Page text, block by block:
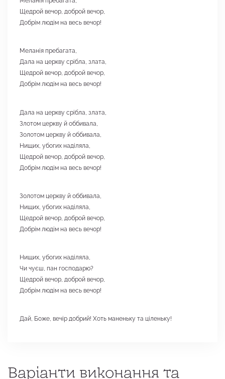
Щедрой вечор, доброй вечор,
Добрім людім на весь вечор!
Меланія пребагата,
Дала на церкву срібла, злата,
Щедрой вечор, доброй вечор,
Добрім людім на весь вечор!
Дала на церкву срібла, злата,
Злотом церкву й оббивала,
Золотом церкву й оббивала,
Нищих, убогих наділяла,
Щедрой вечор, доброй вечор,
Добрім людім на весь вечор!
Золотом церкву й оббивала,
Нищих, убогих наділяла,
Щедрой вечор, доброй вечор,
Добрім людім на весь вечор!
Нищих, убогих наділяла,
Чи чуєш, пан господарю?
Щедрой вечор, доброй вечор,
Добрім людім на весь вечор!
Дай, Боже, вечір добрий! Хоть маненьку та ціленьку!
Варіанти виконання та